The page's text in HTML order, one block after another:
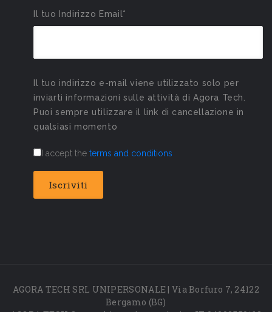
Il tuo Indirizzo Email*
Il tuo indirizzo e-mail viene utilizzato solo per
inviarti informazioni sulle attività di Agora Tech.
Puoi sempre utilizzare il link di cancellazione in
qualsiasi momento
I accept the terms and conditions
AGORA TECH SRL UNIPERSONALE | Via Borfuro 7, 24122
Bergamo (BG)